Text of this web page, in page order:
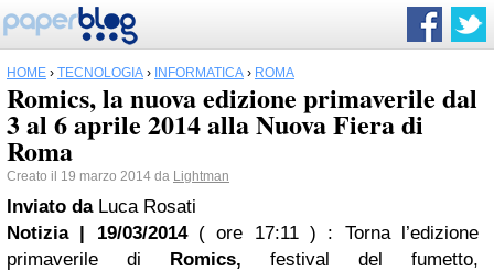
HOME › TECNOLOGIA › INFORMATICA › ROMA
Romics, la nuova edizione primaverile dal
3 al 6 aprile 2014 alla Nuova Fiera di
Roma
Creato il 19 marzo 2014 da Lightman
Inviato da Luca Rosati
Notizia | 19/03/2014 ( ore 17:11 ) : Torna l’edizione
primaverile di Romics, festival del fumetto,